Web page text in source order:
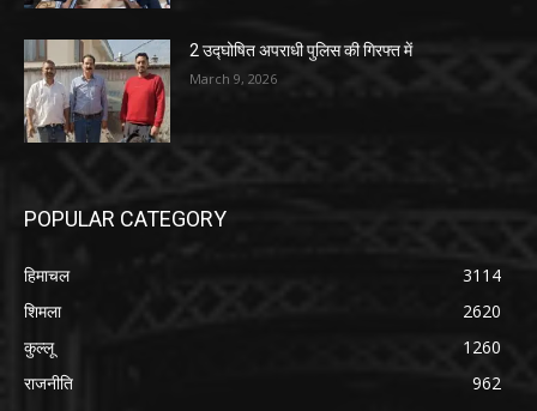
2 उद्घोषित अपराधी पुलिस की गिरफ्त में
March 9, 2026
POPULAR CATEGORY
हिमाचल
3114
शिमला
2620
कुल्लू
1260
राजनीति
962